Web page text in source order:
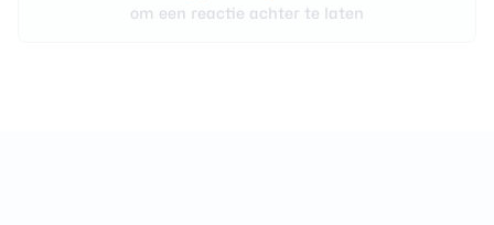
om een reactie achter te laten